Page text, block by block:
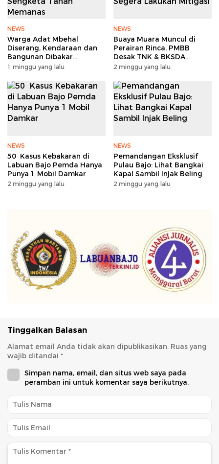
NEWS
Warga Adat Mbehal
Diserang, Kendaraan dan
Bangunan Dibakar
Sengketa Tanah Memanas
1 minggu yang lalu
NEWS
Buaya Muara Muncul di
Perairan Rinca, PMBB
Desak TNK & BKSDA
Segera Lakukan Mitigasi
2 minggu yang lalu
NEWS
50 Kasus Kebakaran di
Labuan Bajo Pemda Hanya
Punya 1 Mobil Damkar
2 minggu yang lalu
NEWS
Pemandangan Eksklusif
Pulau Bajo: Lihat Bangkai
Kapal Sambil Injak Beling
2 minggu yang lalu
Tinggalkan Balasan
Alamat email Anda tidak akan dipublikasikan. Ruas yang
wajib ditandai *
Simpan nama, email, dan situs web saya pada
peramban ini untuk komentar saya berikutnya.